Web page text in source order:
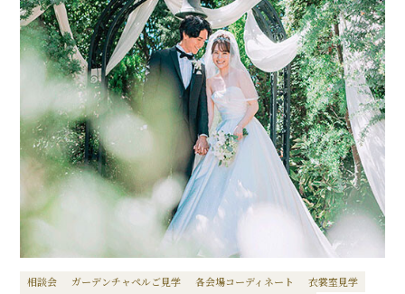
相談会 ガーデンチャペルご見学 各会場コーディネート
衣裳室見学